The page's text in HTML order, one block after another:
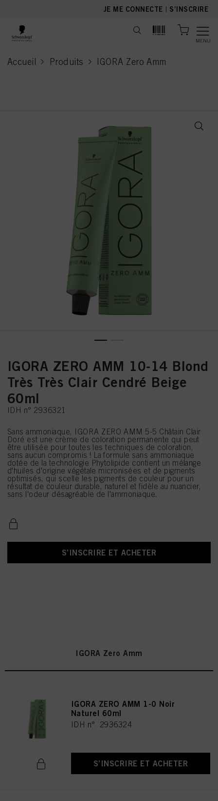
JE ME CONNECTE | S’INSCRIRE
MENU
Accueil Produits IGORA Zero Amm
current page
IGORA ZERO AMM 10-14 Blond
Très Très Clair Cendré Beige
60ml
IDH n° 2936321
Sans ammoniaque, IGORA ZERO AMM 5-5 Châtain Clair
Doré est une crème de coloration permanente qui peut
être utilisée pour toutes les techniques de coloration,
sans aucun compromis ! La formule sans ammoniaque
dotée de la technologie Phytolipide contient un mélange
d'huiles d'origine végétale micronisées et de pigments
optimisés, qui scelle les pigments de couleur pour un
résultat de couleur durable, naturel et fidèle au nuancier,
sans l'odeur désagréable de l'ammoniaque.
S’INSCRIRE ET ACHETER
IGORA Zero Amm
IGORA ZERO AMM 1-0 Noir
Naturel 60ml
IDH n° 2936324
S’INSCRIRE ET ACHETER